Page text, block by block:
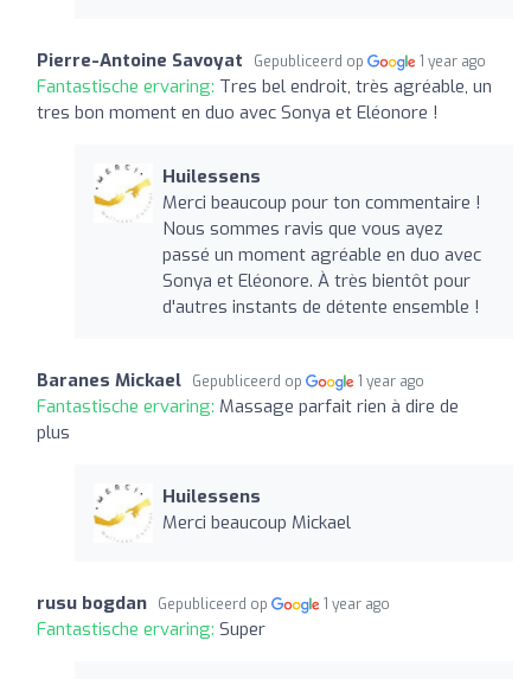
Pierre-Antoine Savoyat Gepubliceerd op 1 year ago
Fantastische ervaring: Tres bel endroit, très agréable, un
tres bon moment en duo avec Sonya et Eléonore !
Huilessens
Merci beaucoup pour ton commentaire !
Nous sommes ravis que vous ayez
passé un moment agréable en duo avec
Sonya et Eléonore. À très bientôt pour
d'autres instants de détente ensemble !
Baranes Mickael Gepubliceerd op 1 year ago
Fantastische ervaring: Massage parfait rien à dire de
plus
Huilessens
Merci beaucoup Mickael
rusu bogdan Gepubliceerd op 1 year ago
Fantastische ervaring: Super